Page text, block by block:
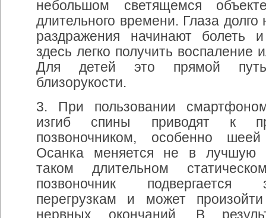
небольшом светящемся
длительного времени. Глаза долго
раздражения
начинают болеть
и
здесь легко получить воспаление
Для
детей это прямой
путь
близорукости.
3. При
пользовании
изгиб
спины приводят к
позвоночником, особенно
шеей
Осанка
меняется не в лучшую
таком
длительном
позвоночник
подвергается
перегрузкам
и может
произойти
нервных
окончаний. В